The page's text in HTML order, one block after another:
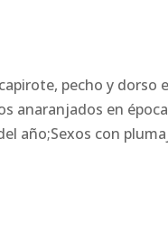
pecho y dorso
anaranjados en época
año;Sexos con